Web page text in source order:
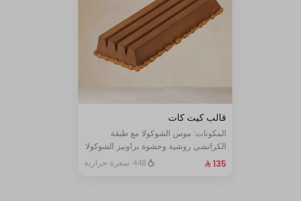
قالب كيت كات
المكونات: موس الشوكولا مع طبقة
الكرانشي روشية وحشوة براونيز الشوكولا
المغطاة بالكراميل
448 سعرة حرارية